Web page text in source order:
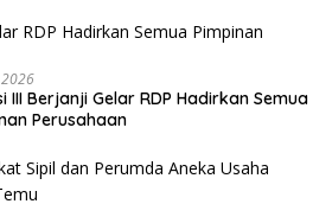
III Berjanji Gelar RDP Hadirkan Semua
Perusahaan